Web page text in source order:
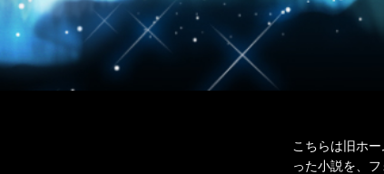
こちらは旧ホ
った小説を、